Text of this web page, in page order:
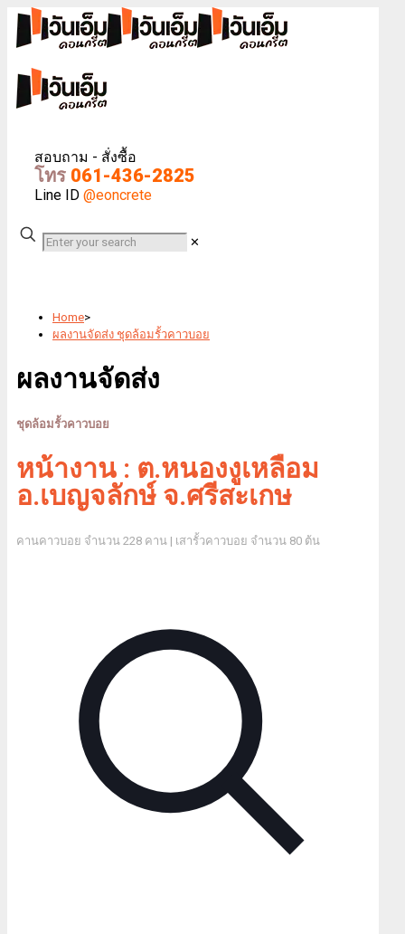
สอบถาม - สั่งซื้อ
โทร 061-436-2825
Line ID @eoncrete
✕
Home>
ผลงานจัดส่ง ชุดล้อมรั้วคาวบอย
ผลงานจัดส่ง
ชุดล้อมรั้วคาวบอย
หน้างาน : ต.หนองงูเหลือม
อ.เบญจลักษ์ จ.ศรีสะเกษ
คานคาวบอย จำนวน 228 คาน | เสารั้วคาวบอย จำนวน 80 ต้น